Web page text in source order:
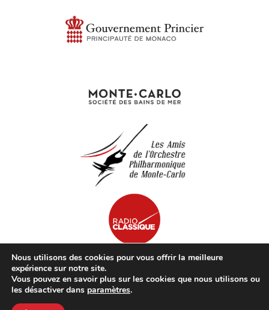
© opmc.mc | Tous Droits Réservés |Mentions Légales
Nous utilisons des cookies pour vous offrir la meilleure
expérience sur notre site.
Vous pouvez en savoir plus sur les cookies que nous utilisons ou
les désactiver dans paramètres.